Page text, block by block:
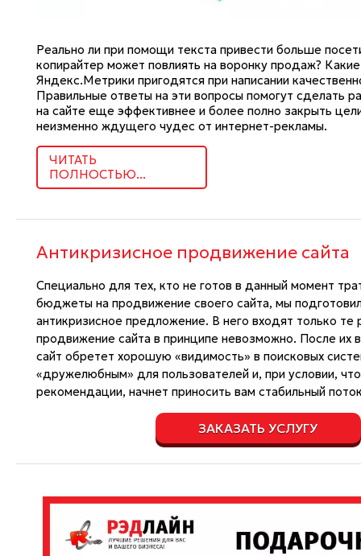
Реально ли при помощи текста привести больше
копирайтер может повлиять на воронку продаж?
Яндекс.Метрики пригодятся при написании
Правильные ответы на эти вопросы помогут сделать
на сайте еще эффективнее и более полно закрыть
неизменно ждущего чудес от интернет-рекламы.
ЧИТАТЬ
ПОЛНОСТЬЮ...
Антикризисное продвижение сайта
Специально для тех, кто не готов в данный момент
бюджеты на продвижение своего сайта, мы
антикризисное предложение. В него входят только те
продвижение сайта в принципе невозможно. После их
сайт обретет хорошую «видимость» в поисковых
«дружелюбным» для пользователей и, при условии,
рекомендации, начнет приносить вам стабильный
ЗАКАЗАТЬ УСЛУГУ